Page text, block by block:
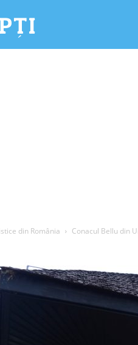
Deștepți.ro
din România Conacul Bellu din